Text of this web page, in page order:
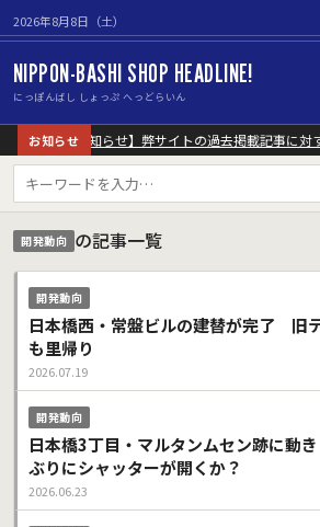
2026年8月8日（土）
NIPPON-BASHI SHOP HEADLINE!
にっぽんばし しょっぷ へっどらいん
お知らせ
【重要なお知らせ】弊サイトの過去掲載記事に
開発動向 の記事一覧
開発動向
日本橋西・常盤ビルの建替が完了 旧
も里帰り
2026.07.19
開発動向
日本橋3丁目・マルタンムセン跡に動
ぶりにシャッターが開くか？
2026.06.23